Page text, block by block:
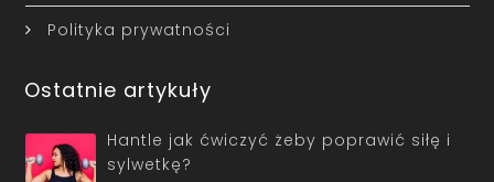
Polityka prywatności
Ostatnie artykuły
Hantle jak ćwiczyć żeby poprawić siłę i
sylwetkę?